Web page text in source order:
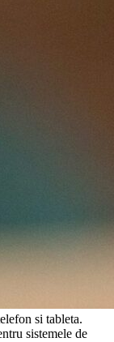
si tableta.
sistemele de